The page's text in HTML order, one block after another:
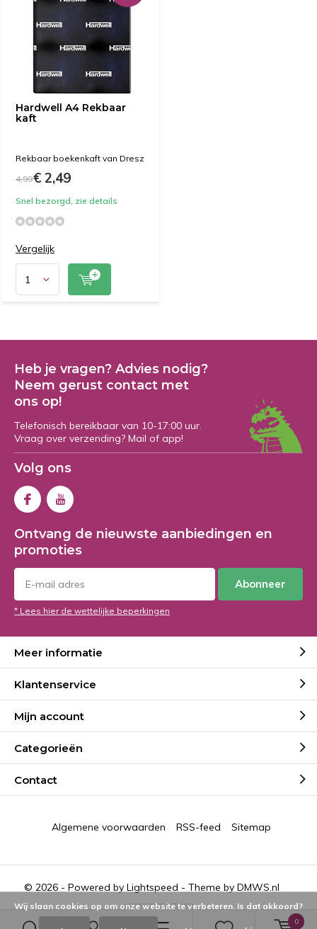
0
Hardwell A4 Rekbaar
kaft
Rekbaar boekenkaft van Dresz
4,99€ 2,49
Snel bezorgd, zie details
Vergelijk
Heb je vragen? Advies nodig?
Neem gerust contact met
ons op!
Telefonisch bereikbaar van 10-17:00 uur.
Vraag over verzending? Mail of app!
Volg ons
Ontvang de nieuwste aanbiedingen en
promoties
Abonneer
* Lees hier de wettelijke beperkingen
Meer informatie
Klantenservice
Mijn account
Categorieën
Contact
© 2026 - Powered by Lightspeed - Theme by DMWS.nl
Algemene voorwaarden RSS-feed Sitemap
Wij slaan cookies op om onze website te verbeteren. Is dat akkoord?